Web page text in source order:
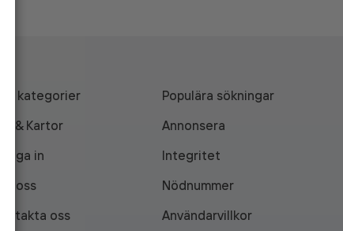
Alla kategorier
Populära sökningar
API & Kartor
Annonsera
Logga in
Integritet
Om oss
Nödnummer
Kontakta oss
Användarvillkor